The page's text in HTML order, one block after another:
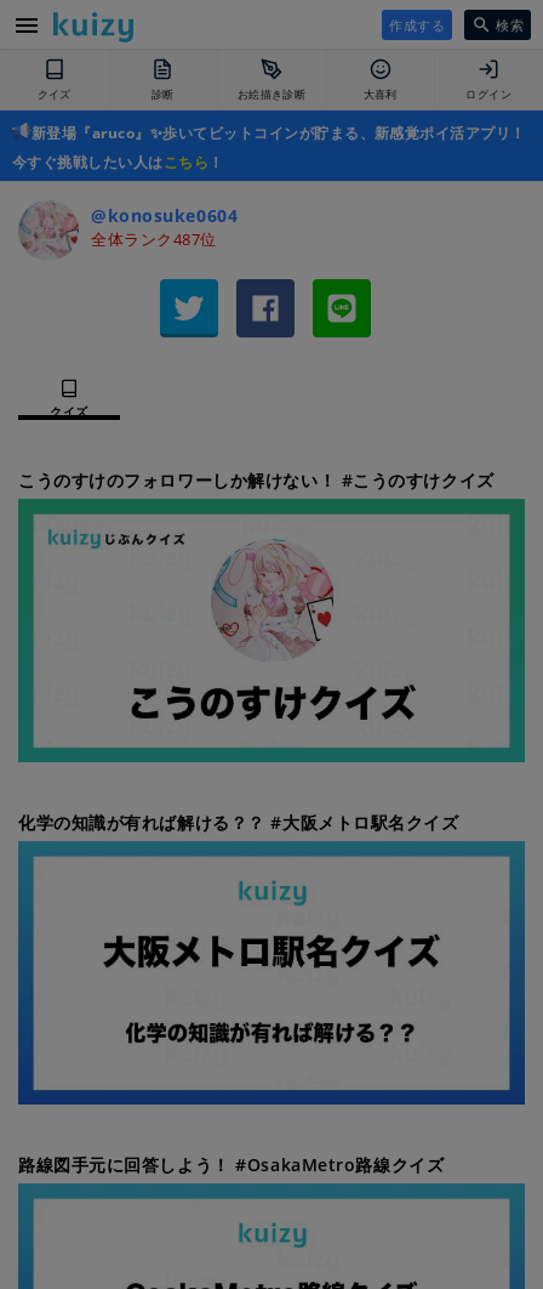
作成する 検索
クイズ 診断 お絵描き診断 大喜利 ログイン
新登場『aruco』✨歩いてビットコインが貯まる、新感覚ポイ活アプリ！
今すぐ挑戦したい人はこちら ！
@konosuke0604
全体ランク487位
クイズ
こうのすけのフォロワーしか解けない！ #こうのすけクイズ
化学の知識が有れば解ける？？ #大阪メトロ駅名クイズ
路線図手元に回答しよう！ #OsakaMetro路線クイズ